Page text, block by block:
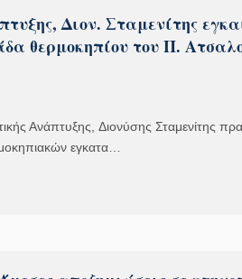
Διον. Σταμενίτης
θερμοκηπίου του Π.
Ανάπτυξης, Διονύσης Σταμενίτης
εγκατα…